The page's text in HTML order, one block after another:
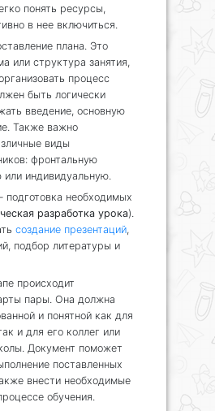
понять ресурсы,
в нее включиться.
плана. Это
или структура занятия,
процесс
быть логически
введение, основную
Также важно
виды
фронтальную
или индивидуальную.
необходимых
разработка урока).
создание презентаций,
подбор литературы и
происходит
пары. Она должна
и понятной как для
и для его коллег или
Документ поможет
поставленных
внести необходимые
обучения.